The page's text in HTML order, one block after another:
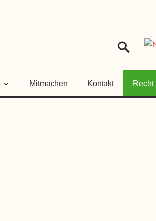
Mitmachen Kontakt Recht